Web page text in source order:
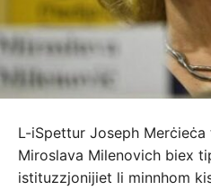
L-iSpettur Joseph Merċieċa
Miroslava Milenovich biex
istituzzjonijiet li minnhom